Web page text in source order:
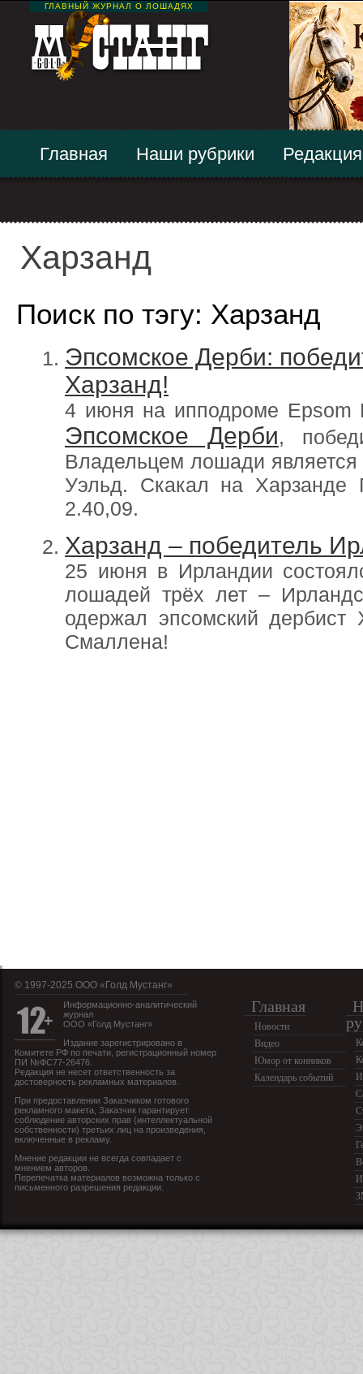
ГЛАВНЫЙ ЖУРНАЛ О ЛОШАДЯХ
Главная Наши рубрики Редакция
Харзанд
Поиск по тэгу: Харзанд
Эпсомское Дерби:
Харзанд!
4 июня на ипподроме Epsom
Эпсомское Дерби,
Владельцем лошади
Уэльд. Скакал на Харзанде
2.40,09.
Харзанд – победитель
25 июня в Ирландии
лошадей трёх лет –
одержал эпсомский
Смаллена!
© 1997-2025 OOO «Голд Мустанг»
Информационно-аналитический
журнал
ООО «Голд Мустанг»
Издание зарегистрировано в
Комитете РФ по печати, регистрационный номер
ПИ №ФС77-26476.
Редакция не несет ответственность за
достоверность рекламных материалов.
При предоставлении Заказчиком готового
рекламного макета, Заказчик гарантирует
соблюдение авторских прав (интеллектуальной
собственности) третьих лиц на произведения,
включенные в рекламу.
Мнение редакции не всегда совпадает с
мнением авторов.
Перепечатка материалов возможна только с
письменного разрешения редакции.
Главная
Новости
Видео
Юмор от конников
Календарь событий